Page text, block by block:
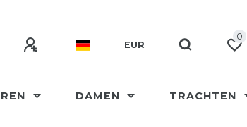
EUR
0
DAMEN TRACHTEN